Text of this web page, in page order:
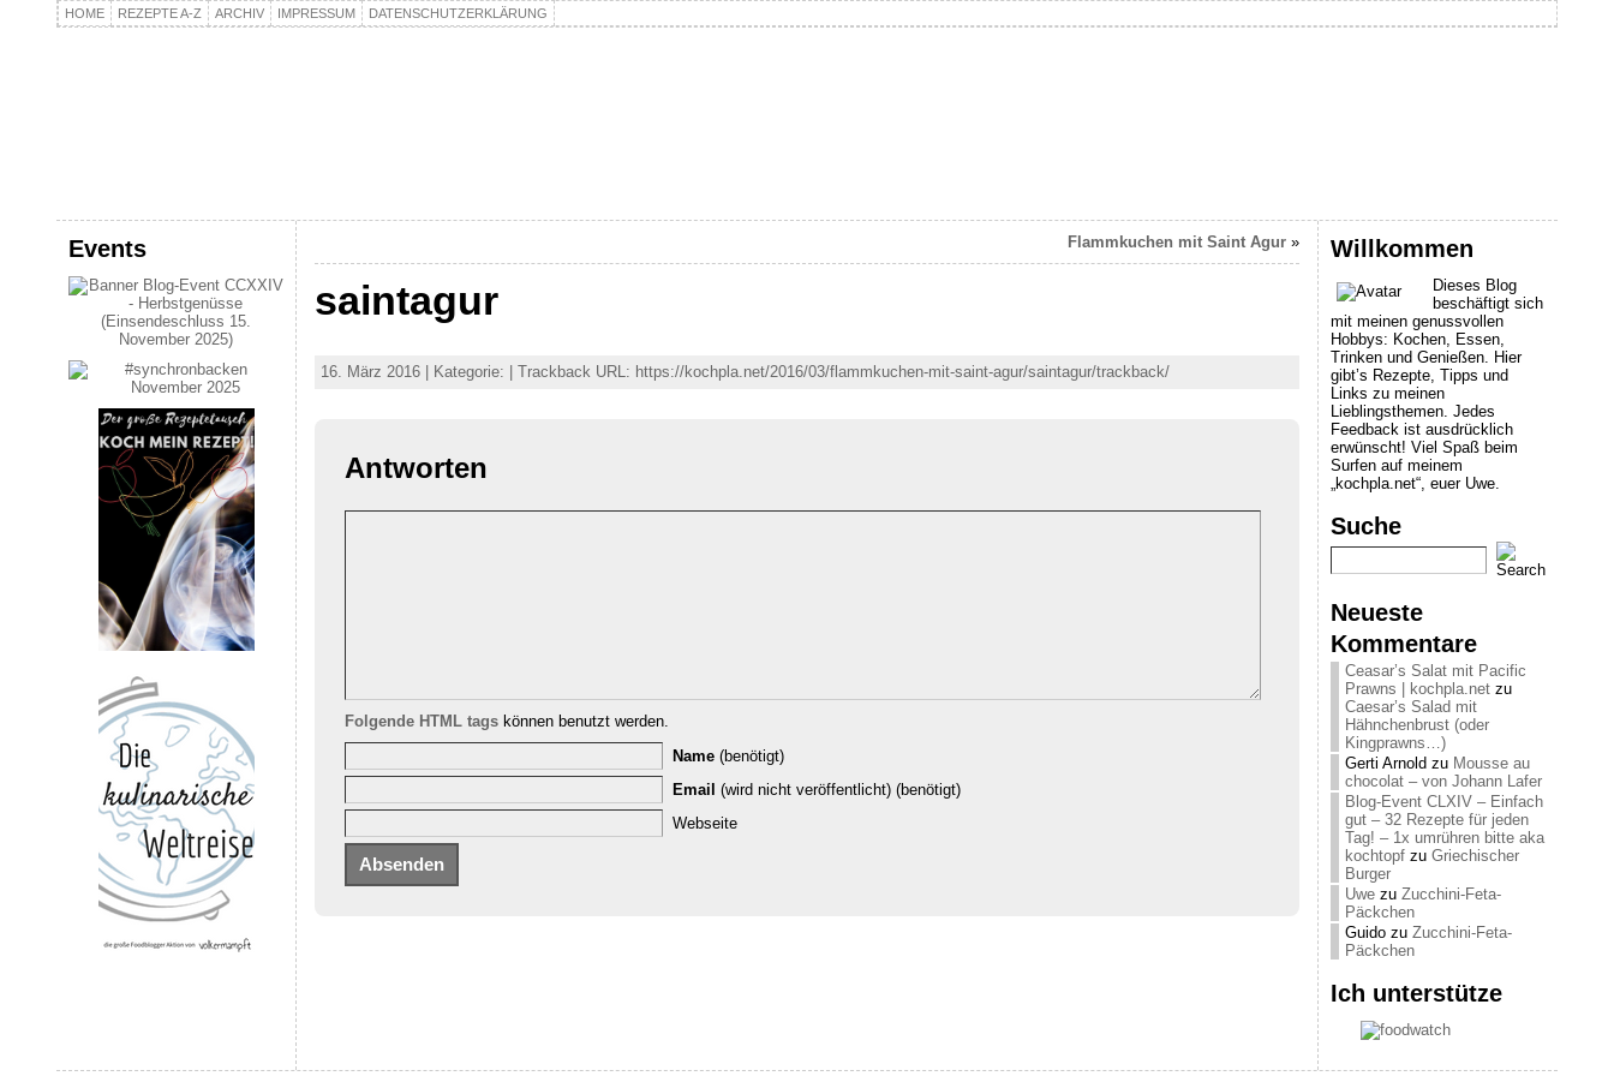
HOME REZEPTE A-Z ARCHIV IMPRESSUM DATENSCHUTZERKLÄRUNG
Events Flammkuchen mit Saint Agur »
saintagur
16. März 2016 | Kategorie: | Trackback URL: https://kochpla.net/2016/03/flammkuchen-mit-saint-agur/saintagur/trackback/
Antworten
Folgende HTML tags können benutzt werden.
Name (benötigt)
Email (wird nicht veröffentlicht) (benötigt)
Webseite
Willkommen
Dieses Blog
beschäftigt sich
mit meinen genussvollen
Hobbys: Kochen, Essen,
Trinken und Genießen. Hier
gibt’s Rezepte, Tipps und
Links zu meinen
Lieblingsthemen. Jedes
Feedback ist ausdrücklich
erwünscht! Viel Spaß beim
Surfen auf meinem
„kochpla.net“, euer Uwe.
Suche
Neueste
Kommentare
Ceasar’s Salat mit Pacific
Prawns | kochpla.net zu
Caesar’s Salad mit
Hähnchenbrust (oder
Kingprawns…)
Gerti Arnold zu Mousse au
chocolat – von Johann Lafer
Blog-Event CLXIV – Einfach
gut – 32 Rezepte für jeden
Tag! – 1x umrühren bitte aka
kochtopf zu Griechischer
Burger
Uwe zu Zucchini-Feta-
Päckchen
Guido zu Zucchini-Feta-
Päckchen
Ich unterstütze